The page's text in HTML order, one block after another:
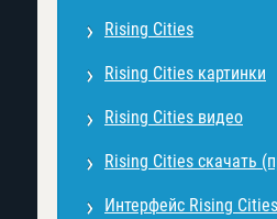
Rising Cities
Rising Cities картинки
Rising Cities видео
Rising Cities скачать
Интерфейс Rising Cities